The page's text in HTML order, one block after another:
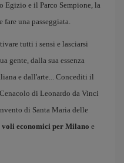
Egizio e il Parco Sempione, la
una passeggiata.
tutti i sensi e lasciarsi
gente, dalla sua essenza
e dall'arte... Concediti il
di Leonardo da Vinci
di Santa Maria delle
voli economici per Milano e